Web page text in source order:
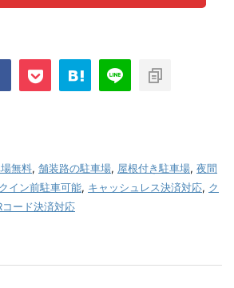
無料, 舗装路の駐車場, 屋根付き駐車場, 夜間
イン前駐車可能, キャッシュレス決済対応, ク
コード決済対応